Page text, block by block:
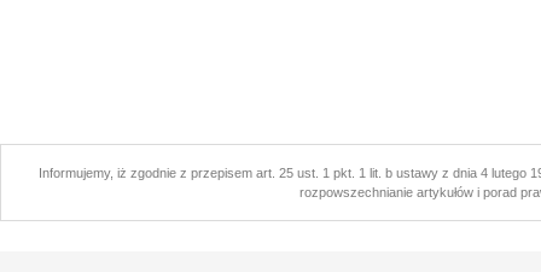
Informujemy, iż zgodnie z przepisem art. 25 ust. 1 pkt. 1 lit. b ustawy z dnia 4
rozpowszechnianie artykułów i porad